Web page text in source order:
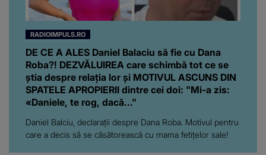
RADIOIMPULS.RO
DE CE A ALES Daniel Balaciu să fie cu Dana
Roba?! DEZVĂLUIREA care schimbă tot ce se
știa despre relația lor și MOTIVUL ASCUNS DIN
SPATELE APROPIERII dintre cei doi: "Mi-a zis:
«Daniele, te rog, dacă..."
Daniel Balciu, declarații despre Dana Roba. Motivul pentru
care a decis să se căsătorească cu mama fetițelor sale!